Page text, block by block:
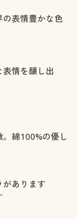
表情豊かな色
情を醸し出
綿100%の優し
あります